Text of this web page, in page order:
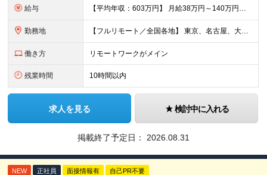
給与 【平均年収：603万円】 月給38万円～140万円＋諸手当（経験者） 【平均年収603万円】 ※案件の契約内容や昇給額などはすべて開示します。 ※経験や能力を考慮し決定します。 ※月給には固定残業
勤務地 【フルリモート／全国各地】 東京、名古屋、大阪、福岡を中心とした全国のプロジェクトにアサイン。 ※プロジェクトは完全選択制です。 ※フルリモート、ハイブリッド型、常駐案件から自由に選択可能です。 ※転
働き方 リモートワークがメイン
残業時間 10時間以内
求人を見る 検討中に入れる
掲載終了予定日： 2026.08.31
NEW 正社員 面接情報有 自己PR不要